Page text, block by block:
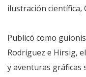
ilustración científica,
Publicó como
Rodríguez e Hirsig,
y aventuras gráficas